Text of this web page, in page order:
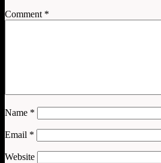
Comment *
Name *
Email *
Website